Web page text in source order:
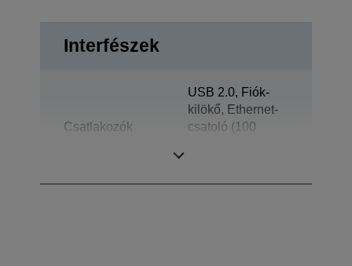
Interfészek
Csatlakozók
USB 2.0, Fiók-
kilökő, Ethernet-
csatoló (100